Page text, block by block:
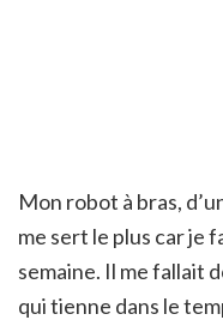
Mon robot à bras,
me sert le plus car je
semaine. Il me fallait
qui tienne dans le